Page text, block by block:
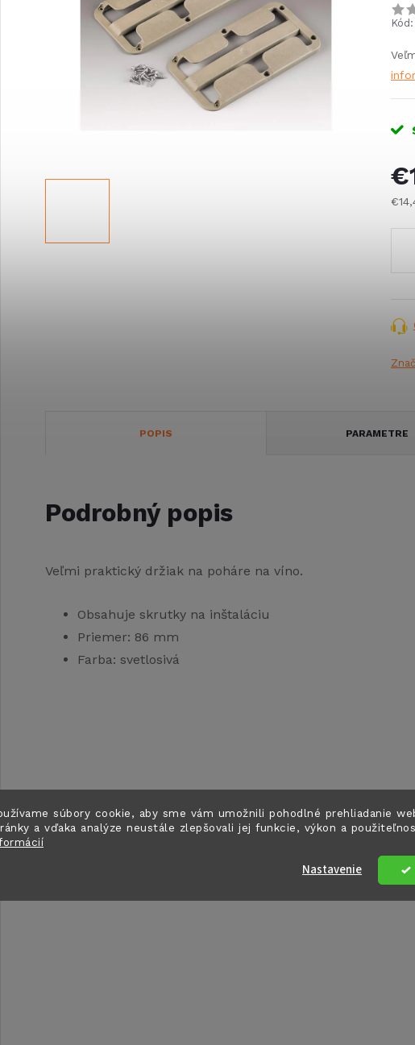
súbory cookie, aby sme vám umožnili pohodlné prehliadanie
a vďaka analýze neustále zlepšovali jej funkcie, výkon a
Nastavenie
Kód:
POPIS PARAMETRE
Podrobný popis
Veľmi praktický držiak na poháre na víno.
Obsahuje skrutky na inštaláciu
Priemer: 86 mm
Farba: svetlosivá